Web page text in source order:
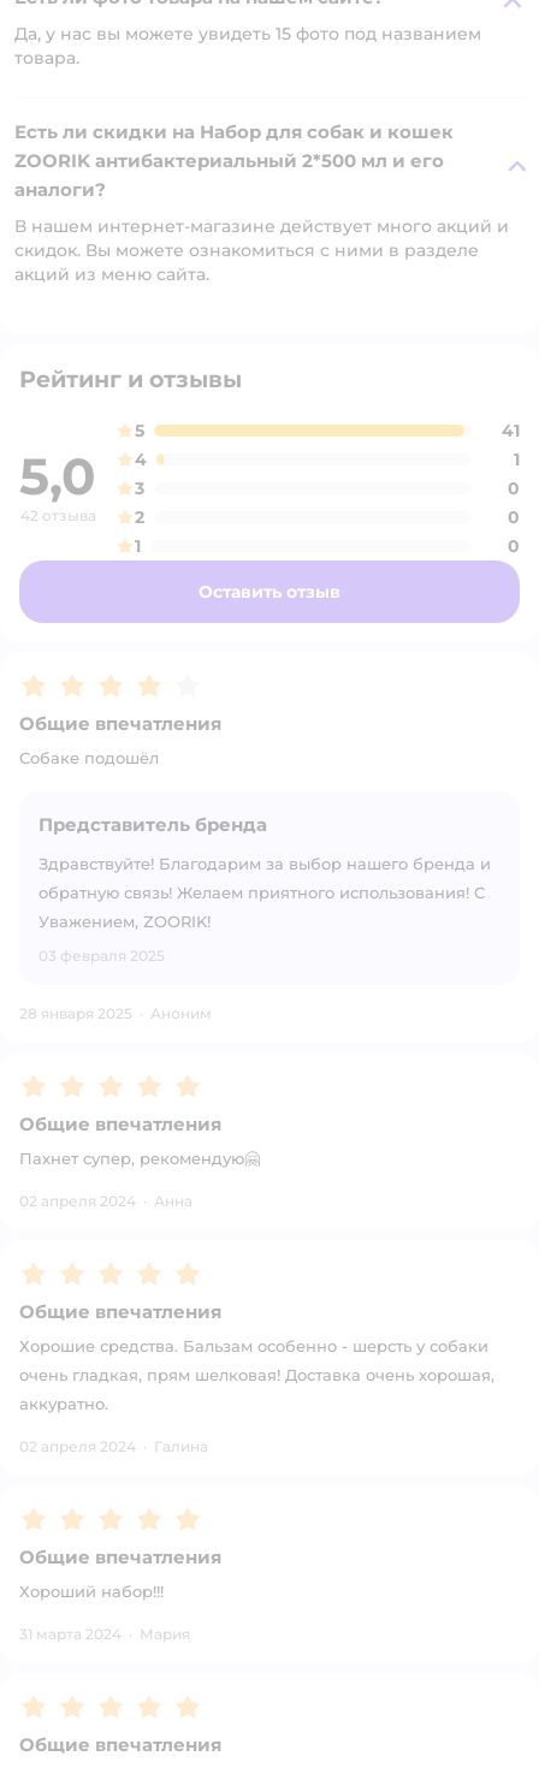
Да, у нас вы можете увидеть 15 фото под названием
товара.
Есть ли скидки на Набор для собак и кошек
ZOORIK антибактериальный 2*500 мл и его
аналоги?
В нашем интернет-магазине действует много акций и
скидок. Вы можете ознакомиться с ними в разделе
акций из меню сайта.
Рейтинг и отзывы
5,0
42 отзыва
5
41
4
1
3
0
2
0
1
0
Оставить отзыв
Рейтинг:4
Общие впечатления
Собаке подошёл
Представитель бренда
Здравствуйте! Благодарим за выбор нашего бренда и
обратную связь! Желаем приятного использования! С
Уважением, ZOORIK!
03 февраля 2025
28 января 2025 · Аноним
Рейтинг:5
Общие впечатления
Пахнет супер, рекомендую🤗
02 апреля 2024 · Анна
Рейтинг:5
Общие впечатления
Хорошие средства. Бальзам особенно - шерсть у собаки
очень гладкая, прям шелковая! Доставка очень хорошая,
аккуратно.
02 апреля 2024 · Галина
Рейтинг:5
Общие впечатления
Хороший набор!!!
31 марта 2024 · Мария
Рейтинг:5
Общие впечатления